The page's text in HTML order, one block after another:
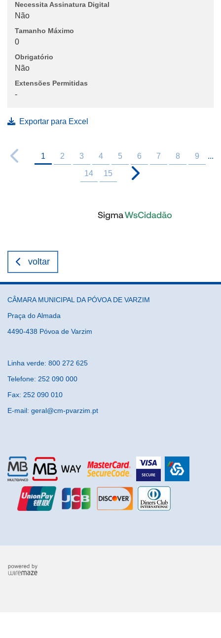
Necessita Assinatura Digital
Não
Tamanho Máximo
0
Obrigatório
Não
Extensões Permitidas
-
Exportar para Excel
1 2 3 4 5 6 7 8 9 ...
14 15
voltar
CÂMARA MUNICIPAL DA PÓVOA DE VARZIM
Praça do Almada
4490-438 Póvoa de Varzim
Linha verde: 800 272 625
Telefone: 252 090 000
Fax: 252 090 010
E-mail: geral@cm-pvarzim.pt